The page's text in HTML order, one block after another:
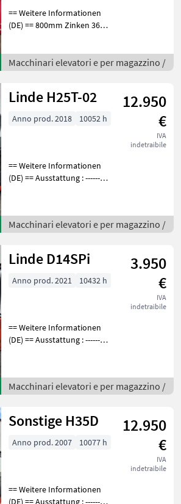
== Weitere Informationen
(DE) == 800mm Zinken 36
Garantiefall Europäische
Produktion Die GS Serie ist
Macchinari elevatori e per magazzino /
Linde H25T-02
12.950
€
IVA
indetraibile
Anno prod. 2018 10052 h
== Weitere Informationen
(DE) == Ausstattung : ----------
Vollfreihub - Heizung -
Arbeitsscheinwerfer vorne
Macchinari elevatori e per magazzino /
Linde D14SPi
3.950
€
IVA
indetraibile
Anno prod. 2021 10432 h
== Weitere Informationen
(DE) == Ausstattung : ----------
Betriebsstunden handelt es
sich generell um ab
Macchinari elevatori e per magazzino /
Sonstige H35D
12.950
€
IVA
indetraibile
Anno prod. 2007 10077 h
== Weitere Informationen
(DE) == Ausstattung : ----------